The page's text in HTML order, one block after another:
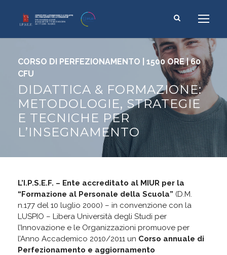
CORSO DI PERFEZIONAMENTO | 1500 ORE | 60
CFU
DIDATTICA & FORMAZIONE:
METODOLOGIE, STRATEGIE
E TECNICHE PER
L’INSEGNAMENTO
L’I.P.S.E.F. – Ente accreditato al MIUR per la
“Formazione al Personale della Scuola” (D.M.
n.177 del 10 luglio 2000) – in convenzione con la
LUSPIO – Libera Università degli Studi per
l’Innovazione e le Organizzazioni promuove per
l’Anno Accademico 2010/2011 un Corso annuale di
Perfezionamento e aggiornamento